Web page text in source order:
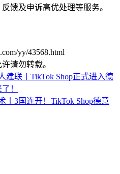
馈及申诉高优处理等服务。
yy/43568.html
请勿转载。
建联丨TikTok Shop正式进入德
！
丨3国连开！TikTok Shop德意